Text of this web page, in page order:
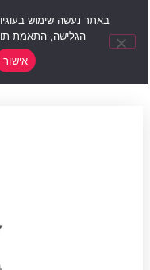
הגלישה, התאמת
אישור